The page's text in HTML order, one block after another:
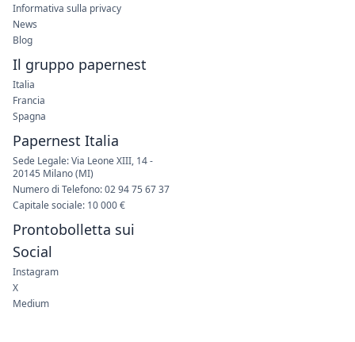
Informativa sulla privacy
News
Blog
Il gruppo papernest
Italia
Francia
Spagna
Papernest Italia
Sede Legale: Via Leone XIII, 14 -
20145 Milano (MI)
Numero di Telefono: 02 94 75 67 37
Capitale sociale: 10 000 €
Prontobolletta sui
Social
Instagram
X
Medium